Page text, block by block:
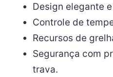
Design elegante
Controle de
Recursos de
Segurança com
trava.